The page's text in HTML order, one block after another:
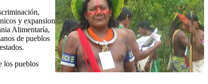
y expansion
Alimentaría,
de pueblos
los pueblos